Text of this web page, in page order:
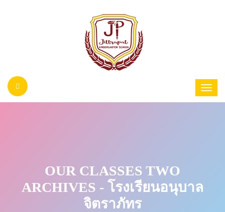
OUR CLASSES TWO
ARCHIVES - โรงเรียนอนุบาล
จิตราภัทร